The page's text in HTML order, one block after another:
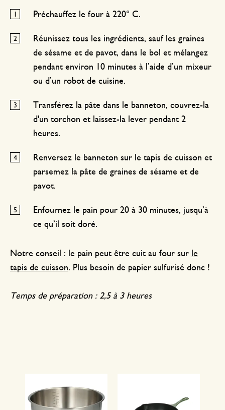
Préchauffez le four à 220° C.
Réunissez tous les ingrédients, sauf les graines
de sésame et de pavot, dans le bol et mélangez
pendant environ 10 minutes à l’aide d’un mixeur
ou d’un robot de cuisine.
Transférez la pâte dans le banneton, couvrez-la
d'un torchon et laissez-la lever pendant 2
heures.
Renversez le banneton sur le tapis de cuisson et
parsemez la pâte de graines de sésame et de
pavot.
Enfournez le pain pour 20 à 30 minutes, jusqu’à
ce qu’il soit doré.
Notre conseil : le pain peut être cuit au four sur le
tapis de cuisson. Plus besoin de papier sulfurisé donc !
Temps de préparation : 2,5 à 3 heures